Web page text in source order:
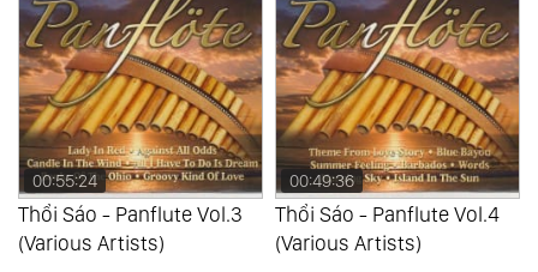
00:55:24
Thổi Sáo - Panflute Vol.3
(Various Artists)
00:49:36
Thổi Sáo - Panflute Vol.4
(Various Artists)